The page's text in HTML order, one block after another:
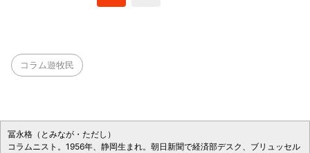
コラム遊牧民
冨永格（とみなが・ただし）
コラムニスト。1956年、静岡生まれ。朝日新聞で経済部デスク、ブリュッセル